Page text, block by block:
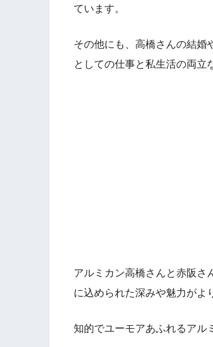
ています。
その他にも、高橋さんの結婚
としての仕事と私生活の両立
アルミカン高橋さんと赤阪さ
に込められた深みや魅力がよ
知的でユーモアあふれるアル